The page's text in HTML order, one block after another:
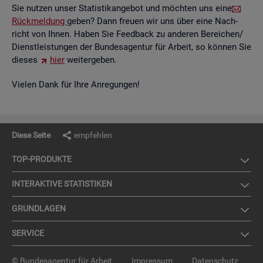
Sie nut­zen unser Sta­tis­tik­an­ge­bot und möch­ten uns eine
Rück­mel­dung geben? Dann freu­en wir uns über eine Nach­
richt von Ihnen. Haben Sie Feed­back zu an­de­ren Be­rei­chen/
Dienst­leis­tun­gen der Bun­des­agen­tur für Ar­beit, so kön­nen Sie
die­ses
hier wei­ter­ge­ben.
Vie­len Dank für Ihre An­re­gun­gen!
Diese Seite empfehlen
TOP-PRO­DUK­TE
IN­TER­AK­TI­VE STA­TIS­TI­KEN
GRUND­LA­GEN
SER­VICE
© Bundesagentur für Arbeit Impressum Datenschutz